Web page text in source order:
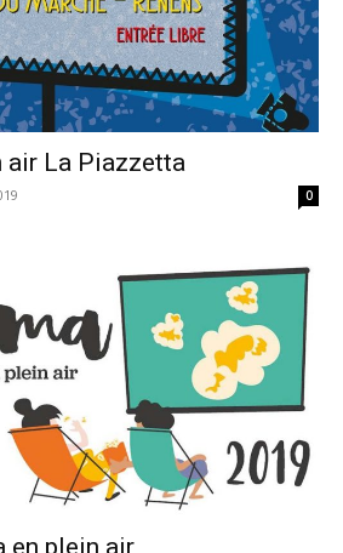
air La Piazzetta
0
en plein air